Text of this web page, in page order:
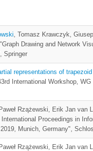
, Tomasz Krawczyk,
Drawing and Network
Springer
representations of
International Workshop,
Rzążewski, Erik Jan van
Proceedings in
Munich, Germany",
Rzążewski, Erik Jan van